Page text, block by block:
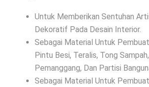
Untuk Memberikan Sentuhan
Dekoratif Pada Desain Interior.
Sebagai Material Untuk
Pintu Besi, Teralis, Tong
Pemanggang, Dan Partisi
Sebagai Material Untuk